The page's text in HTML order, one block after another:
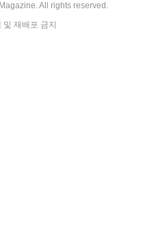
All rights reserved.
및 재배포 금지